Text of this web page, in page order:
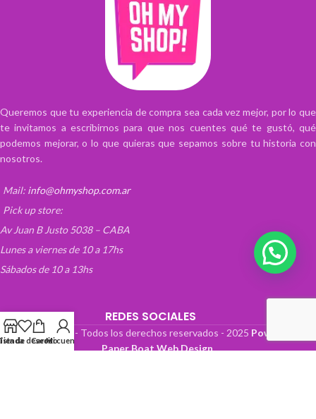
Queremos que tu experiencia de compra sea cada vez mejor, por lo que
te invitamos a escribirnos para que nos cuentes qué te gustó, qué
podemos mejorar, o lo que quieras que sepamos sobre tu historia con
nosotros.
Mail: info@ohmyshop.com.ar
Pick up store:
Av Juan B Justo 5038 – CABA
Lunes a viernes de 10 a 17hs
Sábados de 10 a 13hs
REDES SOCIALES
OhMyTienda! - Todos los derechos reservados - 2025 Powered by
Paper Boat Web Design.
de deseos
CarritoMi cuenta